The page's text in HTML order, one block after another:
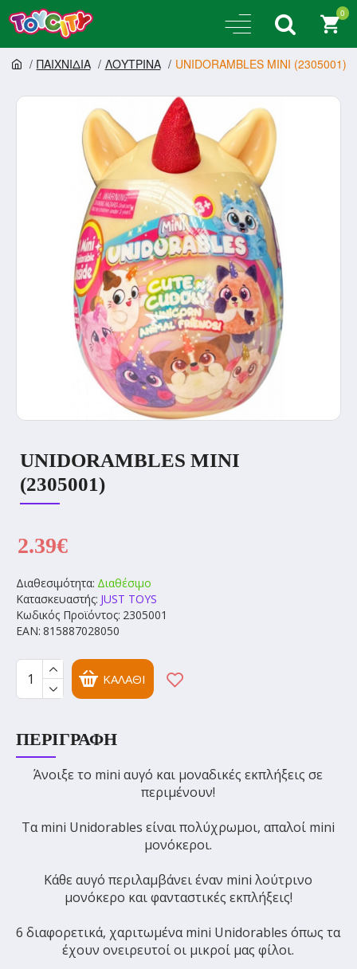
0
ΠΑΙΧΝΙΔΙΑ ΛΟΥΤΡΙΝΑ UNIDORAMBLES MINI (2305001)
UNIDORAMBLES MINI
(2305001)
Διαθεσιμότητα: Διαθέσιμο
Κατασκευαστής: JUST ΤOYS
Κωδικός Προϊόντος: 2305001
EAN: 815887028050
2.39€
ΚΑΛΆΘΙ
ΠΕΡΙΓΡΑΦΉ
Άνοιξε το mini αυγό και μοναδικές εκπλήξεις σε
περιμένουν!
Τα mini Unidorables είναι πολύχρωμοι, απαλοί mini
μονόκεροι.
Κάθε αυγό περιλαμβάνει έναν mini λούτρινο
μονόκερο και φανταστικές εκπλήξεις!
6 διαφορετικά, χαριτωμένα mini Unidorables όπως τα
έχουν ονειρευτοί οι μικροί μας φίλοι.